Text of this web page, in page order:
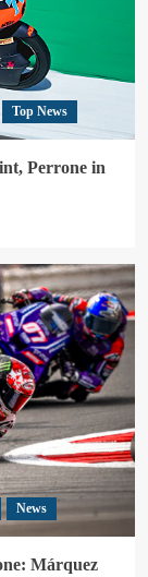
Top News
Perrone in
News
Márquez